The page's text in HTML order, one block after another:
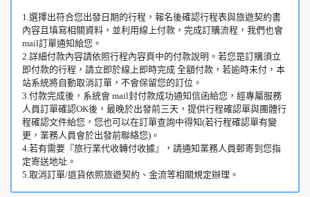
1.選擇出符合您出發日期的行程，報名後確認行程表與旅遊契約書
內容且填寫相關資料，並利用線上付款，完成訂購流程，我們也會
mail訂單通知給您。
2.詳細付款內容請依照行程內容頁中的付款說明。若您是訂購須立
即付款的行程，請立即於線上即時完成 全額付款，若逾時未付，本
站系統將自動取消訂單，不會保留您的訂位。
3.付款完成後，系統會 mail封付款成功通知信函給您，經專屬服務
人員訂單確認OK後，最晚於出發前三天，提供行程確認單與團體行
程確認文件給您，您也可以在訂單查詢中得知(若行程確認單有變
更，業務人員會於出發前聯絡您)。
4.若有需要『旅行業代收轉付收據』，請通知業務人員郵寄到您指
定寄送地址。
5.取消訂單/退貨依照旅遊契約、金流等相關規定辦理。